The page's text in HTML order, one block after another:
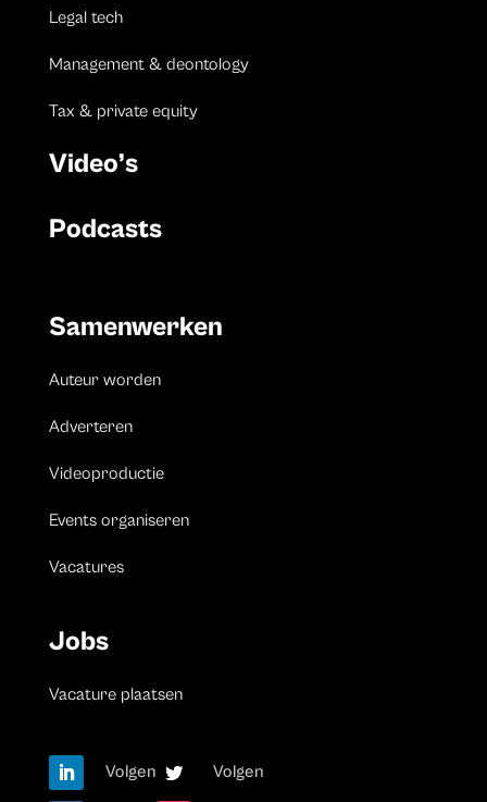
Legal tech
Management & deontology
Tax & private equity
Video’s
Podcasts
Samenwerken
Auteur worden
Adverteren
Videoproductie
Events organiseren
Vacatures
Jobs
Vacature plaatsen
Volgen Volgen